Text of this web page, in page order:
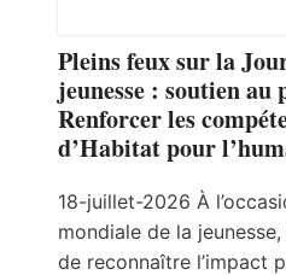
Pleins feux sur la
jeunesse : soutien au
Renforcer les
d’Habitat pour
18-juillet-2026 À
mondiale de la jeunesse,
de reconnaître l’impact